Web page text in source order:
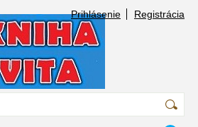
Prihlásenie Registrácia